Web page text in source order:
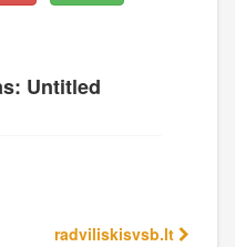
Untitled
radviliskisvsb.lt